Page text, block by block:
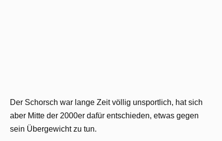
Der Schorsch war lange Zeit völlig unsportlich, hat sich
aber Mitte der 2000er dafür entschieden, etwas gegen
sein Übergewicht zu tun.